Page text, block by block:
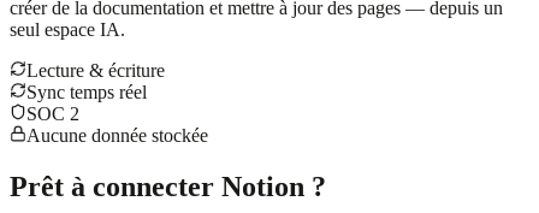
créer de la documentation et mettre à jour des pages — depuis un
seul espace IA.
Lecture & écriture
Sync temps réel
SOC 2
Aucune donnée stockée
Prêt à connecter Notion ?